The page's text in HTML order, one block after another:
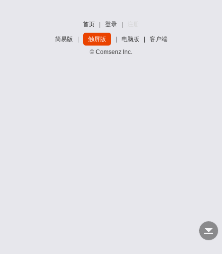
首页 登录
简易版 触屏版 电脑版
客户端
© Comsenz Inc.